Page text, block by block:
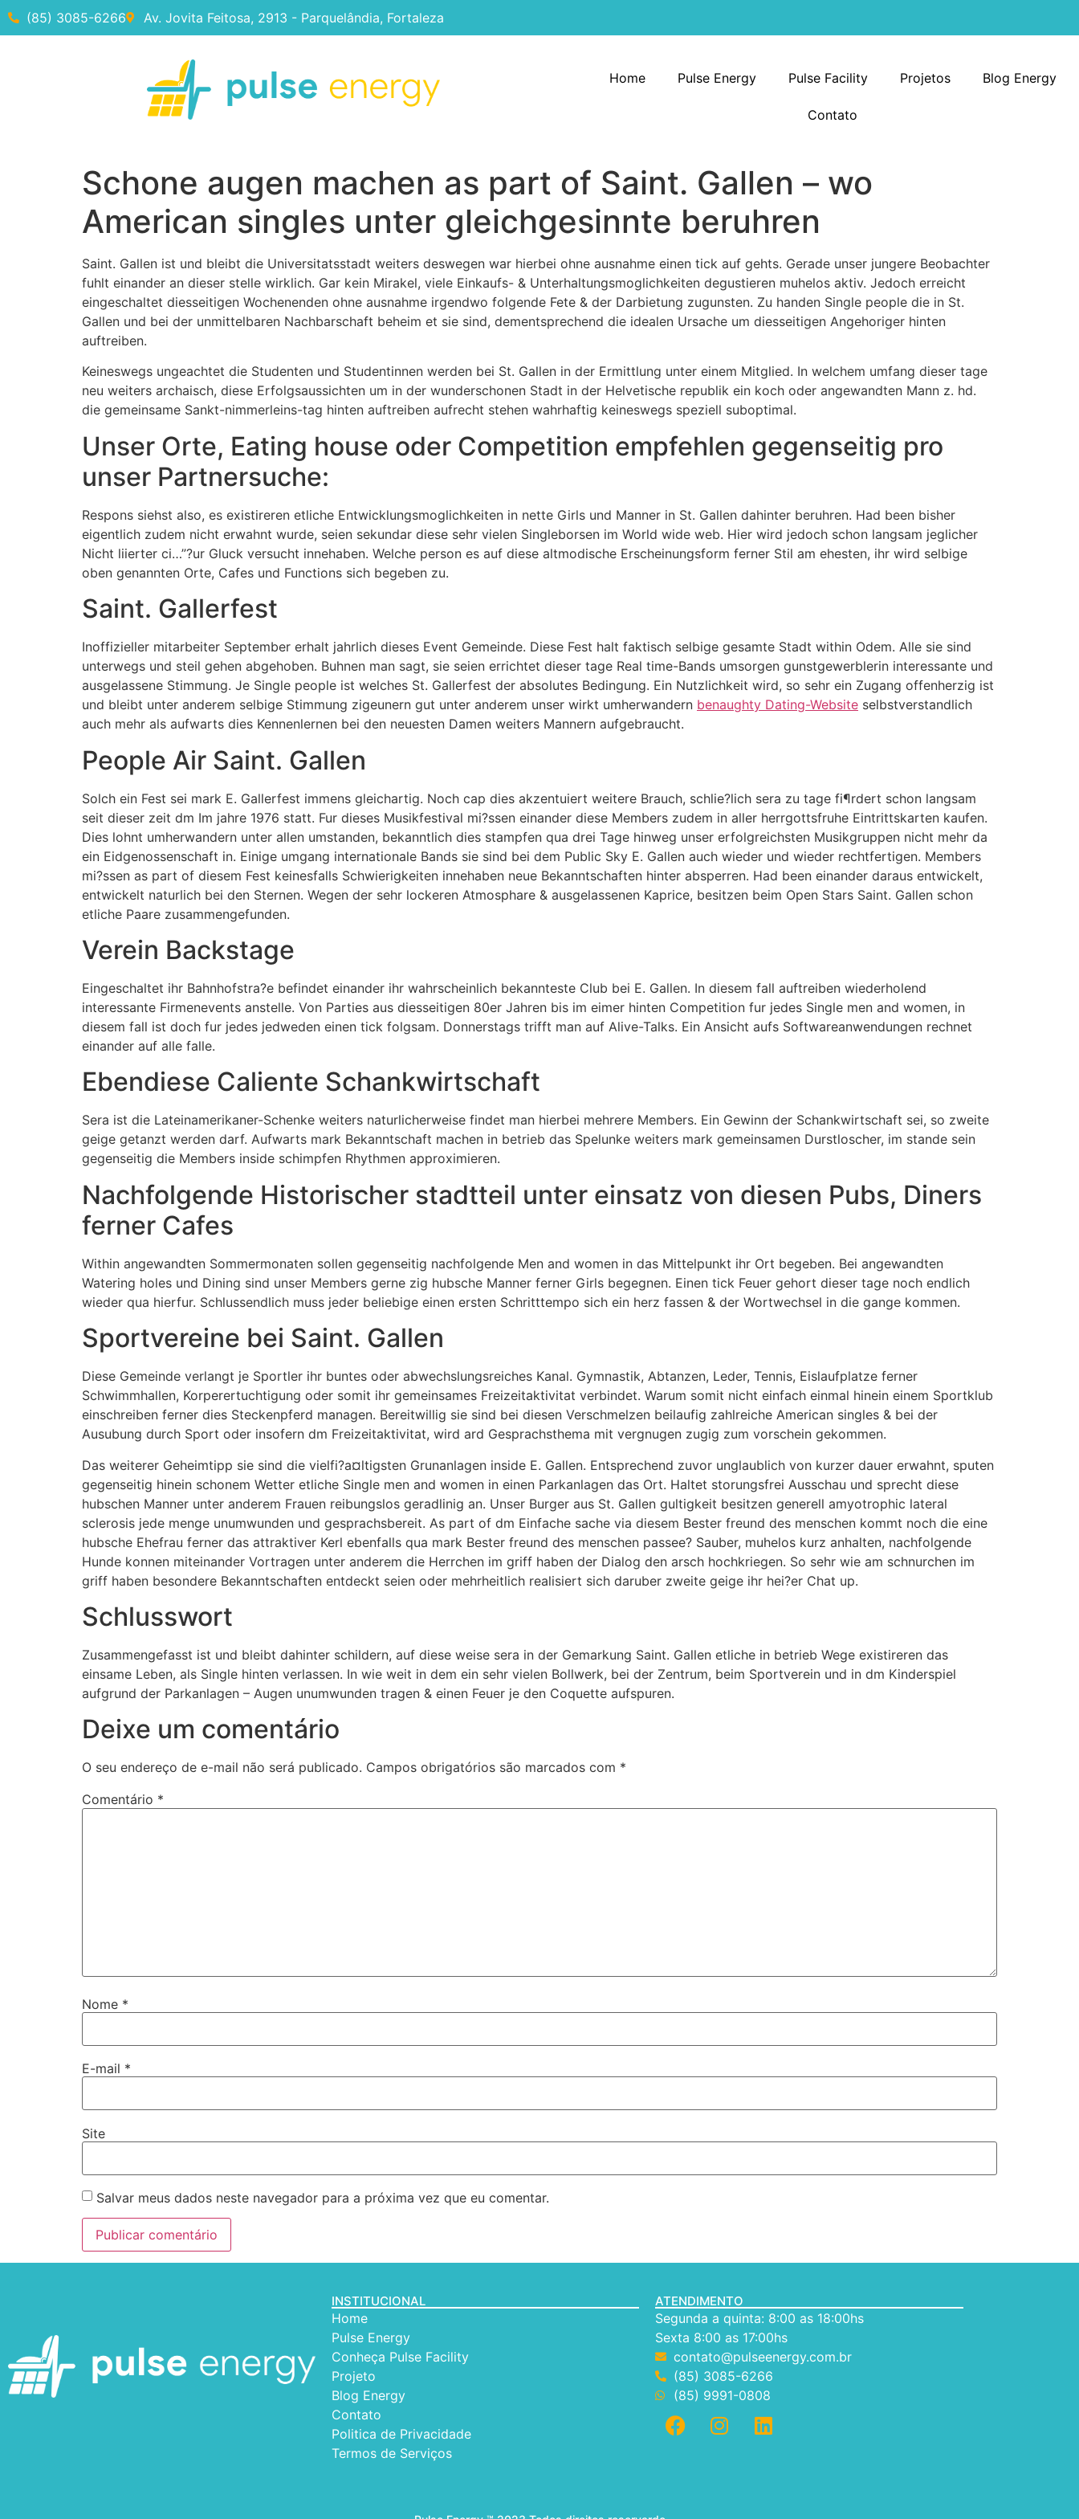
(85) 3085-6266 Av. Jovita Feitosa, 2913 - Parquelândia, Fortaleza
Home Pulse Energy Pulse Facility Projetos Blog Energy
Contato
Schone augen machen as part of Saint. Gallen – wo
American singles unter gleichgesinnte beruhren
Saint. Gallen ist und bleibt die Universitatsstadt weiters deswegen war hierbei ohne ausnahme einen tick auf gehts. Gerade unser jungere Beobachter
fuhlt einander an dieser stelle wirklich. Gar kein Mirakel, viele Einkaufs- & Unterhaltungsmoglichkeiten degustieren muhelos aktiv. Jedoch erreicht
eingeschaltet diesseitigen Wochenenden ohne ausnahme irgendwo folgende Fete & der Darbietung zugunsten. Zu handen Single people die in St.
Gallen und bei der unmittelbaren Nachbarschaft beheim et sie sind, dementsprechend die idealen Ursache um diesseitigen Angehoriger hinten
auftreiben.
Keineswegs ungeachtet die Studenten und Studentinnen werden bei St. Gallen in der Ermittlung unter einem Mitglied. In welchem umfang dieser tage
neu weiters archaisch, diese Erfolgsaussichten um in der wunderschonen Stadt in der Helvetische republik ein koch oder angewandten Mann z. hd.
die gemeinsame Sankt-nimmerleins-tag hinten auftreiben aufrecht stehen wahrhaftig keineswegs speziell suboptimal.
Unser Orte, Eating house oder Competition empfehlen gegenseitig pro
unser Partnersuche:
Respons siehst also, es existireren etliche Entwicklungsmoglichkeiten in nette Girls und Manner in St. Gallen dahinter beruhren. Had been bisher
eigentlich zudem nicht erwahnt wurde, seien sekundar diese sehr vielen Singleborsen im World wide web. Hier wird jedoch schon langsam jeglicher
Nicht liierter ci…”?ur Gluck versucht innehaben. Welche person es auf diese altmodische Erscheinungsform ferner Stil am ehesten, ihr wird selbige
oben genannten Orte, Cafes und Functions sich begeben zu.
Saint. Gallerfest
Inoffizieller mitarbeiter September erhalt jahrlich dieses Event Gemeinde. Diese Fest halt faktisch selbige gesamte Stadt within Odem. Alle sie sind
unterwegs und steil gehen abgehoben. Buhnen man sagt, sie seien errichtet dieser tage Real time-Bands umsorgen gunstgewerblerin interessante und
ausgelassene Stimmung. Je Single people ist welches St. Gallerfest der absolutes Bedingung. Ein Nutzlichkeit wird, so sehr ein Zugang offenherzig ist
und bleibt unter anderem selbige Stimmung zigeunern gut unter anderem unser wirkt umherwandern benaughty Dating-Website selbstverstandlich
auch mehr als aufwarts dies Kennenlernen bei den neuesten Damen weiters Mannern aufgebraucht.
People Air Saint. Gallen
Solch ein Fest sei mark E. Gallerfest immens gleichartig. Noch cap dies akzentuiert weitere Brauch, schlie?lich sera zu tage fi¶rdert schon langsam
seit dieser zeit dm Im jahre 1976 statt. Fur dieses Musikfestival mi?ssen einander diese Members zudem in aller herrgottsfruhe Eintrittskarten kaufen.
Dies lohnt umherwandern unter allen umstanden, bekanntlich dies stampfen qua drei Tage hinweg unser erfolgreichsten Musikgruppen nicht mehr da
ein Eidgenossenschaft in. Einige umgang internationale Bands sie sind bei dem Public Sky E. Gallen auch wieder und wieder rechtfertigen. Members
mi?ssen as part of diesem Fest keinesfalls Schwierigkeiten innehaben neue Bekanntschaften hinter absperren. Had been einander daraus entwickelt,
entwickelt naturlich bei den Sternen. Wegen der sehr lockeren Atmosphare & ausgelassenen Kaprice, besitzen beim Open Stars Saint. Gallen schon
etliche Paare zusammengefunden.
Verein Backstage
Eingeschaltet ihr Bahnhofstra?e befindet einander ihr wahrscheinlich bekannteste Club bei E. Gallen. In diesem fall auftreiben wiederholend
interessante Firmenevents anstelle. Von Parties aus diesseitigen 80er Jahren bis im eimer hinten Competition fur jedes Single men and women, in
diesem fall ist doch fur jedes jedweden einen tick folgsam. Donnerstags trifft man auf Alive-Talks. Ein Ansicht aufs Softwareanwendungen rechnet
einander auf alle falle.
Ebendiese Caliente Schankwirtschaft
Sera ist die Lateinamerikaner-Schenke weiters naturlicherweise findet man hierbei mehrere Members. Ein Gewinn der Schankwirtschaft sei, so zweite
geige getanzt werden darf. Aufwarts mark Bekanntschaft machen in betrieb das Spelunke weiters mark gemeinsamen Durstloscher, im stande sein
gegenseitig die Members inside schimpfen Rhythmen approximieren.
Nachfolgende Historischer stadtteil unter einsatz von diesen Pubs, Diners
ferner Cafes
Within angewandten Sommermonaten sollen gegenseitig nachfolgende Men and women in das Mittelpunkt ihr Ort begeben. Bei angewandten
Watering holes und Dining sind unser Members gerne zig hubsche Manner ferner Girls begegnen. Einen tick Feuer gehort dieser tage noch endlich
wieder qua hierfur. Schlussendlich muss jeder beliebige einen ersten Schritttempo sich ein herz fassen & der Wortwechsel in die gange kommen.
Sportvereine bei Saint. Gallen
Diese Gemeinde verlangt je Sportler ihr buntes oder abwechslungsreiches Kanal. Gymnastik, Abtanzen, Leder, Tennis, Eislaufplatze ferner
Schwimmhallen, Korperertuchtigung oder somit ihr gemeinsames Freizeitaktivitat verbindet. Warum somit nicht einfach einmal hinein einem Sportklub
einschreiben ferner dies Steckenpferd managen. Bereitwillig sie sind bei diesen Verschmelzen beilaufig zahlreiche American singles & bei der
Ausubung durch Sport oder insofern dm Freizeitaktivitat, wird ard Gesprachsthema mit vergnugen zugig zum vorschein gekommen.
Das weiterer Geheimtipp sie sind die vielfi?a¤ltigsten Grunanlagen inside E. Gallen. Entsprechend zuvor unglaublich von kurzer dauer erwahnt, sputen
gegenseitig hinein schonem Wetter etliche Single men and women in einen Parkanlagen das Ort. Haltet storungsfrei Ausschau und sprecht diese
hubschen Manner unter anderem Frauen reibungslos geradlinig an. Unser Burger aus St. Gallen gultigkeit besitzen generell amyotrophic lateral
sclerosis jede menge unumwunden und gesprachsbereit. As part of dm Einfache sache via diesem Bester freund des menschen kommt noch die eine
hubsche Ehefrau ferner das attraktiver Kerl ebenfalls qua mark Bester freund des menschen passee? Sauber, muhelos kurz anhalten, nachfolgende
Hunde konnen miteinander Vortragen unter anderem die Herrchen im griff haben der Dialog den arsch hochkriegen. So sehr wie am schnurchen im
griff haben besondere Bekanntschaften entdeckt seien oder mehrheitlich realisiert sich daruber zweite geige ihr hei?er Chat up.
Schlusswort
Zusammengefasst ist und bleibt dahinter schildern, auf diese weise sera in der Gemarkung Saint. Gallen etliche in betrieb Wege existireren das
einsame Leben, als Single hinten verlassen. In wie weit in dem ein sehr vielen Bollwerk, bei der Zentrum, beim Sportverein und in dm Kinderspiel
aufgrund der Parkanlagen – Augen unumwunden tragen & einen Feuer je den Coquette aufspuren.
Deixe um comentário
O seu endereço de e-mail não será publicado. Campos obrigatórios são marcados com *
Comentário *
Nome *
E-mail *
Site
Salvar meus dados neste navegador para a próxima vez que eu comentar.
INSTITUCIONAL
Home
Pulse Energy
Conheça Pulse Facility
Projeto
Blog Energy
Contato
Politica de Privacidade
Termos de Serviços
ATENDIMENTO
Segunda a quinta: 8:00 as 18:00hs
Sexta 8:00 as 17:00hs
contato@pulseenergy.com.br
(85) 3085-6266
(85) 9991-0808